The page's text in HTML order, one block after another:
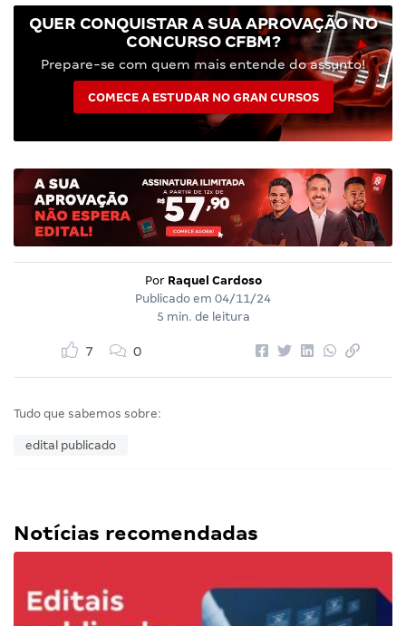
QUER CONQUISTAR A SUA APROVAÇÃO NO
CONCURSO CFBM?
Prepare-se com quem mais entende do assunto!
COMECE A ESTUDAR NO GRAN CURSOS
Por Raquel Cardoso
Publicado em 04/11/24
5 min. de leitura
7 0
Tudo que sabemos sobre:
edital publicado
Notícias recomendadas